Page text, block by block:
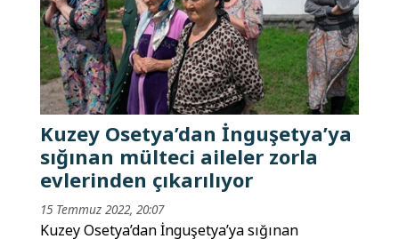
Kuzey Osetya’dan İnguşetya’ya
sığınan mülteci aileler zorla
evlerinden çıkarılıyor
15 Temmuz 2022, 20:07
Kuzey Osetya’dan İnguşetya’ya sığınan